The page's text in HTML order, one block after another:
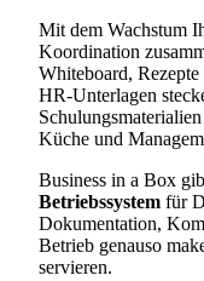
Mit dem Wachstum
Koordination
Whiteboard,
HR-Unterlagen
Küche und
Business in a Box
Betriebssystem für
Dokumentation,
Betrieb genauso
servieren.